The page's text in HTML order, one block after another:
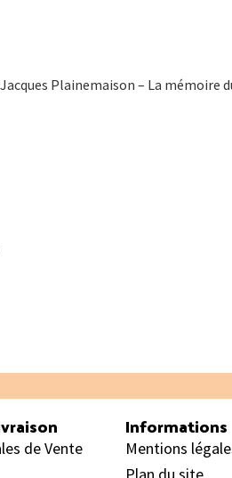
Plainemaison – La
de Vente
Informations
Mentions